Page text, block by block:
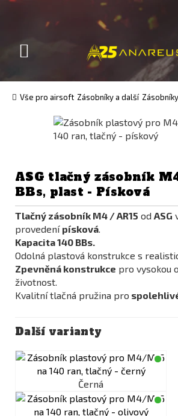
version(Slovak)
Toggle
Vše pro airsoft Zásobníky a další
ASG tlačný zásobník
BBs, plast - Písková
Tlačný zásobník M4 / AR15 od ASG
provedení písková.
Kapacita 140 BBs.
Odolná plastová konstrukce s
Zpevněná konstrukce pro vysokou
životnost.
Kvalitní tlačná pružina pro
Další varianty
Černá